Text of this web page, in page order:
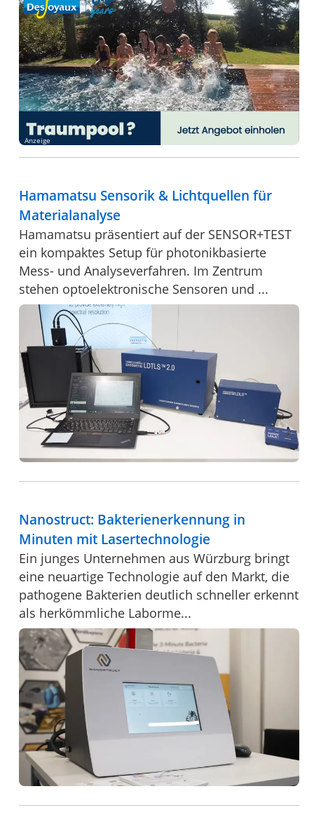
Anzeige
Hamamatsu Sensorik & Lichtquellen für
Materialanalyse
Hamamatsu präsentiert auf der SENSOR+TEST
ein kompaktes Setup für photonikbasierte
Mess- und Analyseverfahren. Im Zentrum
stehen optoelektronische Sensoren und ...
Nanostruct: Bakterienerkennung in
Minuten mit Lasertechnologie
Ein junges Unternehmen aus Würzburg bringt
eine neuartige Technologie auf den Markt, die
pathogene Bakterien deutlich schneller erkennt
als herkömmliche Laborme...